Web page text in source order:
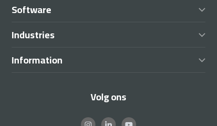
Software
Industries
Information
Volg ons